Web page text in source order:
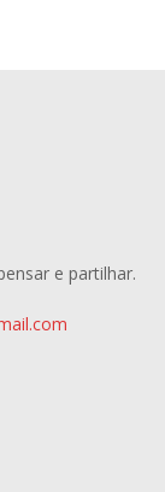
e partilhar.